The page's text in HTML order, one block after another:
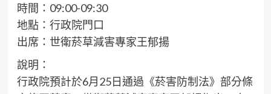
時間：09:00-09:30
地點：行政院門口
出席：世衛菸草減害專家王郁揚
說明：
行政院預計於6月25日通過《菸害防制法》部分條